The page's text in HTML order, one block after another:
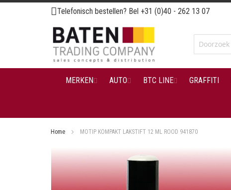
Ga
naar
de
inhoud
Telefonisch bestellen? Bel +31 (0)40 - 262 13 07
MERKEN AUTO BTC LINE GRAFFITI
Home MOTIP KOMPAKT LAKSTIFT 12 ML ROOD 941870
Ga
naar
het
einde